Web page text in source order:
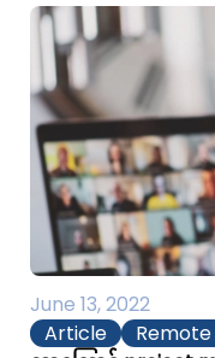
June 13, 2022
Article